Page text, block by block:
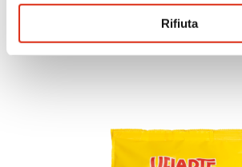
Rifiuta
Bocconcini di pomodoro